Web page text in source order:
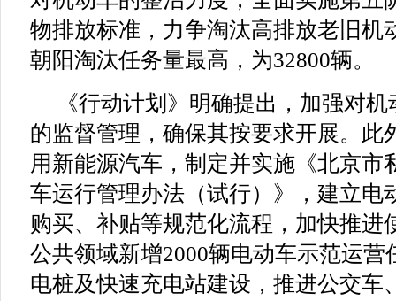
物排放标准，力争淘汰高排放老旧机
朝阳淘汰任务量最高，为32800辆。
《行动计划》明确提出，加强对
的监督管理，确保其按要求开展。此
用新能源汽车，制定并实施《北京市
车运行管理办法（试行）》，建立电
购买、补贴等规范化流程，加快推进
公共领域新增2000辆电动车示范运营
电桩及快速充电站建设，推进公交车